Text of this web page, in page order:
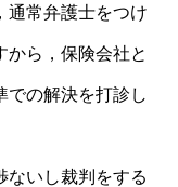
通常弁護士をつけ
から，保険会社と
での解決を打診し
ないし裁判をする